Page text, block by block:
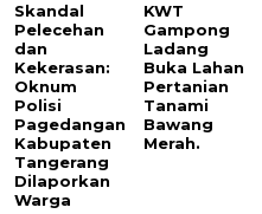
Skandal
Pelecehan
dan
Kekerasan:
Oknum
Polisi
Pagedangan
Kabupaten
Tangerang
Dilaporkan
Warga
KWT
Gampong
Ladang
Buka Lahan
Pertanian
Tanami
Bawang
Merah.